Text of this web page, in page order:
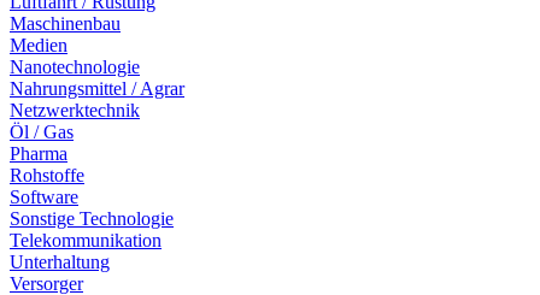
Maschinenbau
Medien
Nanotechnologie
Nahrungsmittel / Agrar
Netzwerktechnik
Öl / Gas
Pharma
Rohstoffe
Software
Sonstige Technologie
Telekommunikation
Unterhaltung
Versorger